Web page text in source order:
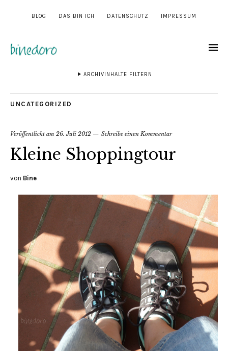
BLOG DAS BIN ICH DATENSCHUTZ IMPRESSUM
ARCHIVINHALTE FILTERN
UNCATEGORIZED
Veröffentlicht am 26. Juli 2012 Schreibe einen Kommentar
Kleine Shoppingtour
von Bine